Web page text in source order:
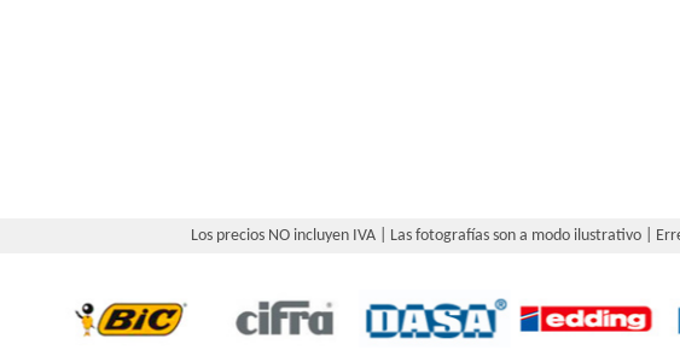
Los precios NO incluyen IVA | Las fotografías son a modo ilustrativo |